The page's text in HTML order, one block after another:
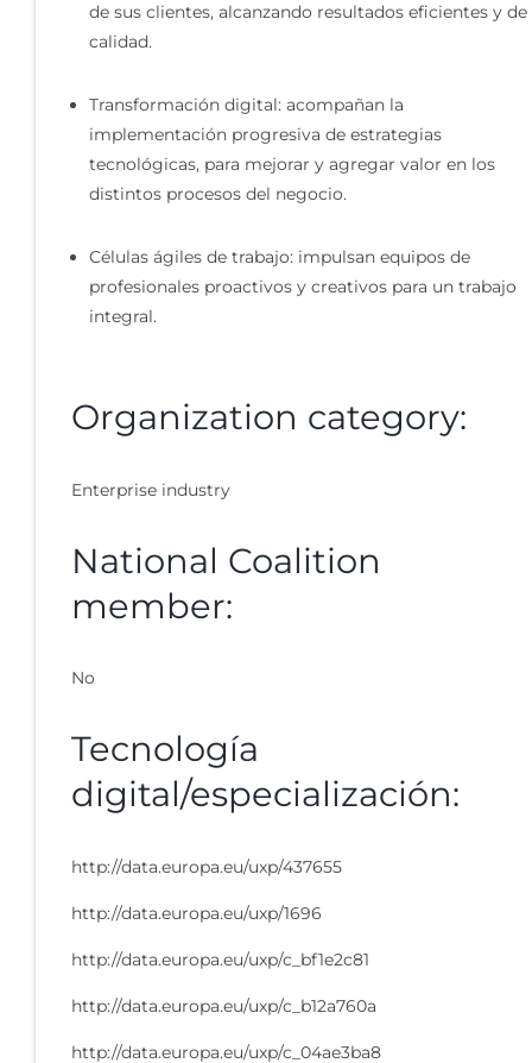
de sus clientes, alcanzando resultados eficientes y de
calidad.
Transformación digital: acompañan la
implementación progresiva de estrategias
tecnológicas, para mejorar y agregar valor en los
distintos procesos del negocio.
Células ágiles de trabajo: impulsan equipos de
profesionales proactivos y creativos para un trabajo
integral.
Organization category:
Enterprise industry
National Coalition
member:
No
Tecnología
digital/especialización:
http://data.europa.eu/uxp/437655
http://data.europa.eu/uxp/1696
http://data.europa.eu/uxp/c_bf1e2c81
http://data.europa.eu/uxp/c_b12a760a
http://data.europa.eu/uxp/c_04ae3ba8